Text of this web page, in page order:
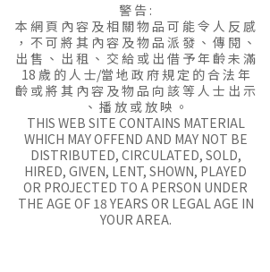
警 告 :
本 網 頁 內 容 及 相 關 物 品 可 能 令 人 反 感
， 不 可 將 其 內 容 及 物 品 派 發 、 傳 閱 、
出 售 、 出 租 、 交 給 或 出 借 予 年 齡 未 滿
18 歲 的 人 士/當 地 政 府 規 定 的 合 法 年
齡 或 將 其 內 容 及 物 品 向 該 等 人 士 出 示
、 播 放 或 放 映 。
THIS WEB SITE CONTAINS MATERIAL
WHICH MAY OFFEND AND MAY NOT BE
DISTRIBUTED, CIRCULATED, SOLD,
HIRED, GIVEN, LENT, SHOWN, PLAYED
OR PROJECTED TO A PERSON UNDER
THE AGE OF 18 YEARS OR LEGAL AGE IN
YOUR AREA.